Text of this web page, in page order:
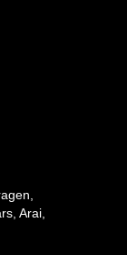
Arai,